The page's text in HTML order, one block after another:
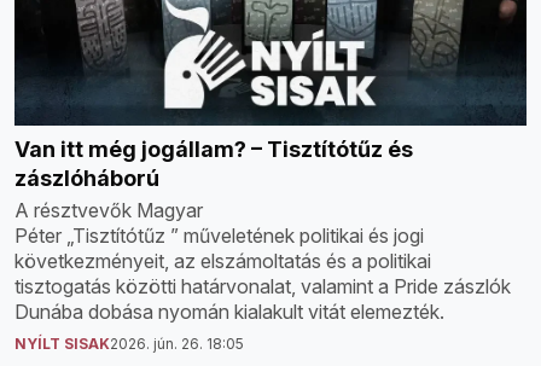
Van itt még jogállam? – Tisztítótűz és
zászlóháború
A résztvevők Magyar
Péter „Tisztítótűz ” műveletének politikai és jogi
következményeit, az elszámoltatás és a politikai
tisztogatás közötti határvonalat, valamint a Pride zászlók
Dunába dobása nyomán kialakult vitát elemezték.
NYÍLT SISAK2026. jún. 26. 18:05